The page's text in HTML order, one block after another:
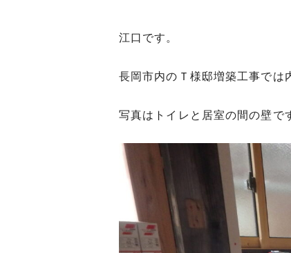
江口です。
長岡市内のＴ様邸増築工事では
写真はトイレと居室の間の壁で